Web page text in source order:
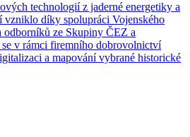
technologií z jaderné energetiky a
díky spolupráci Vojenského
odborníků ze Skupiny ČEZ a
v rámci firemního dobrovolnictví
a mapování vybrané historické